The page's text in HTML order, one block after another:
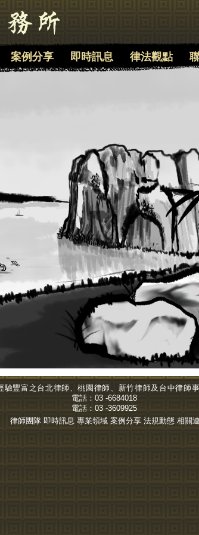
案例分享 即時訊息 律法觀點
驗豐富之台北律師、桃園律師、新竹律師及台中律師
電話： 03 -6684018
電話： 03 -3609925
律師團隊 即時訊息 專業領域 案例分享 法規動態 相關